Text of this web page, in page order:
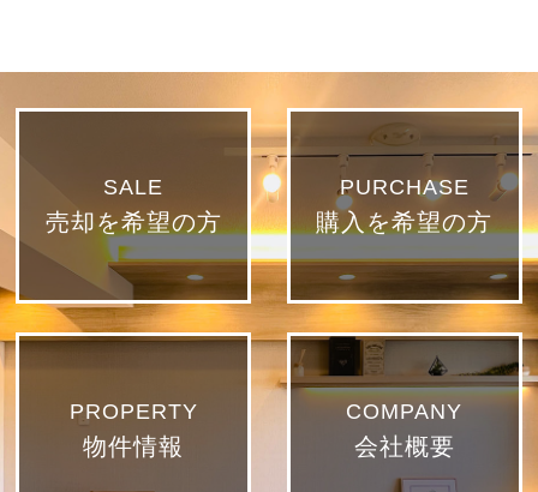
SALE
売却を希望の方
PURCHASE
購入を希望の方
PROPERTY
物件情報
COMPANY
会社概要